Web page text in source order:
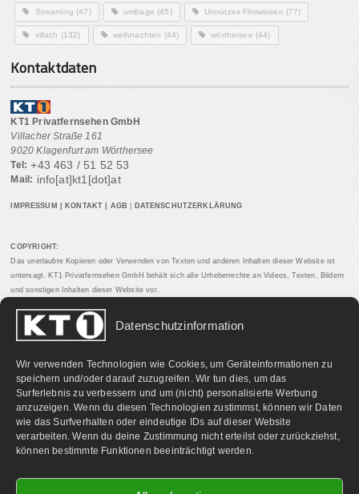
Datenschutzinformation
Wir verwenden Technologien wie Cookies, um Geräteinformationen zu
speichern und/oder darauf zuzugreifen. Wir tun dies, um das
Surferlebnis zu verbessern und um (nicht) personalisierte Werbung
anzuzeigen. Wenn du diesen Technologien zustimmst, können wir Daten
wie das Surfverhalten oder eindeutige IDs auf dieser Website
verarbeiten. Wenn du deine Zustimmung nicht erteilst oder zurückziehst,
können bestimmte Funktionen beeinträchtigt werden.
Streaming (47) umfrage (45) Unnützes Filmwissen (77)
villach (132) weihnachten (44) wörthersee (44)
Kontaktdaten
KT1 Privatfernsehen GmbH
Villacher Straße 161
9020 Klagenfurt am Wörthersee
Tel: +43 463 / 51 52 53
Mail: info[at]kt1[dot]at
IMPRESSUM KONTAKT AGB DATENSCHUTZERKLÄRUNG
COPYRIGHT:
Das unerlaubte Kopieren oder Verwenden von Texten und anderen Inhalten dieser Website ist
untersagt. KT1 Privatfernsehen GmbH behält sich alle Urheberrechte an Videos, Texten, Bildern
und sonstigen Inhalten dieser Website vor.
PARTNERLINKS: